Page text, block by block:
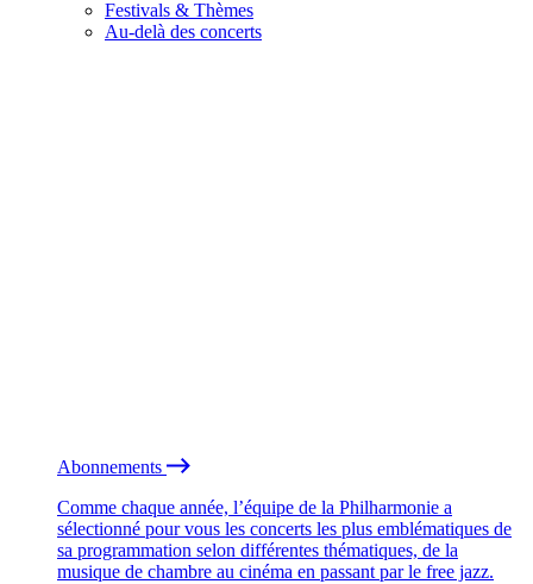
Festivals & Thèmes
Au-delà des concerts
Abonnements
Comme chaque année, l’équipe de la Philharmonie a
sélectionné pour vous les concerts les plus emblématiques de
sa programmation selon différentes thématiques, de la
musique de chambre au cinéma en passant par le free jazz.